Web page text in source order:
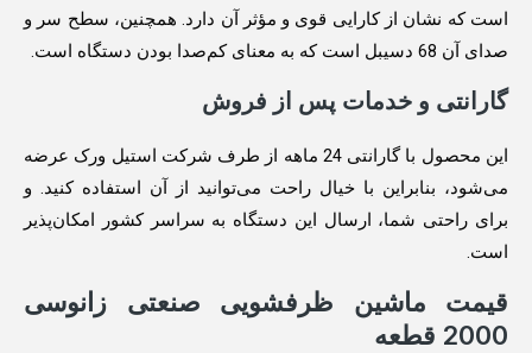
است که نشان از کارایی قوی و مؤثر آن دارد. همچنین، سطح سر و
صدای آن 68 دسیبل است که به معنای کم‌صدا بودن دستگاه است.
گارانتی و خدمات پس از فروش
این محصول با گارانتی 24 ماهه از طرف شرکت استیل ورک عرضه
می‌شود، بنابراین با خیال راحت می‌توانید از آن استفاده کنید. و
برای راحتی شما، ارسال این دستگاه به سراسر کشور امکان‌پذیر
است.
قیمت ماشین ظرفشویی صنعتی زانوسی
2000 قطعه